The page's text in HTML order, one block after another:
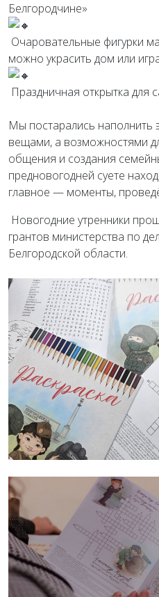
Белгородчине»
Очаровательные фигурки
можно украсить дом или
Праздничная открытка
Мы постарались наполнить
вещами, а возможностями
общения и создания
предновогодней суете
главное — моменты,
Новогодние утренники
грантов министерства по
Белгородской области.